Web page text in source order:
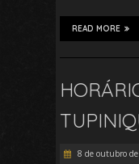
READ MORE
8 de outubro